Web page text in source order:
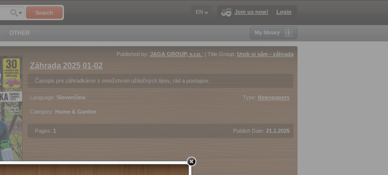
Search Join us now! Login
EN
OTHER My library
Published by: JAGA GROUP, s.r.o. | Title Group: Urob si sám - záhrada
Záhrada 2025 01-02
Časopis pre záhradkárov s množstvom užitočných tipov, rád a postupov.
Language: Slovenčina Type: Newspapers
Category: Home & Garden
Pages: 1 Publish Date: 21.1.2025